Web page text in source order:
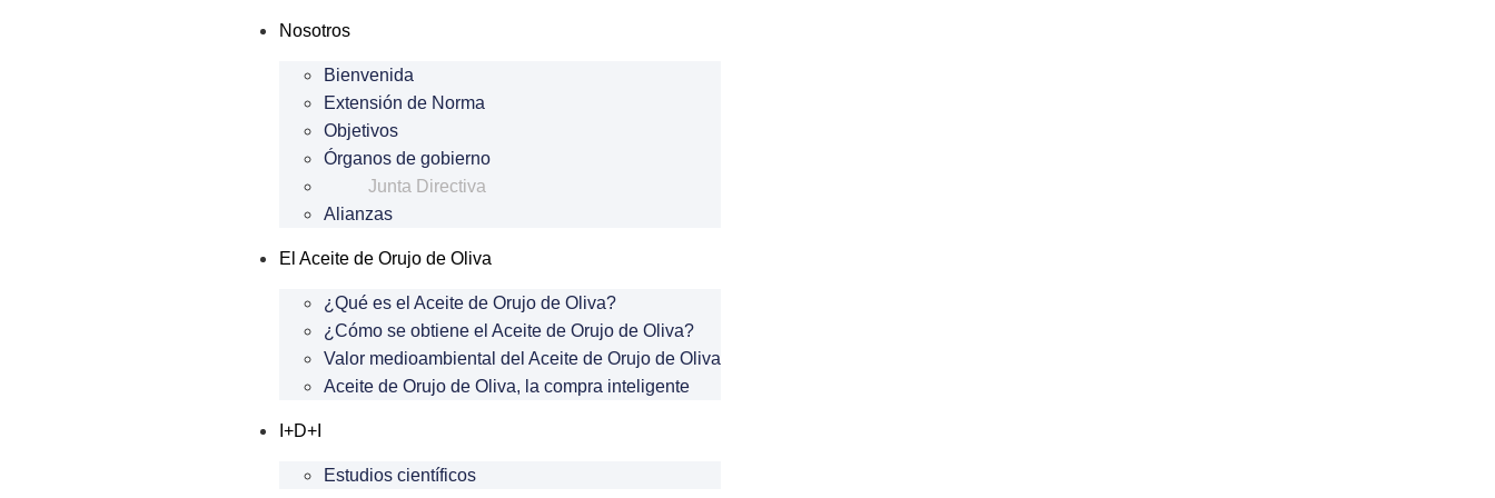
Nosotros
Bienvenida
Extensión de Norma
Objetivos
Órganos de gobierno
Junta Directiva
Alianzas
El Aceite de Orujo de Oliva
¿Qué es el Aceite de Orujo de Oliva?
¿Cómo se obtiene el Aceite de Orujo de Oliva?
Valor medioambiental del Aceite de Orujo de Oliva
Aceite de Orujo de Oliva, la compra inteligente
I+D+I
Estudios científicos